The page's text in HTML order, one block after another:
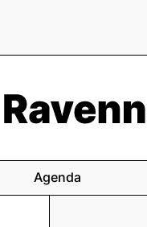
Agenda